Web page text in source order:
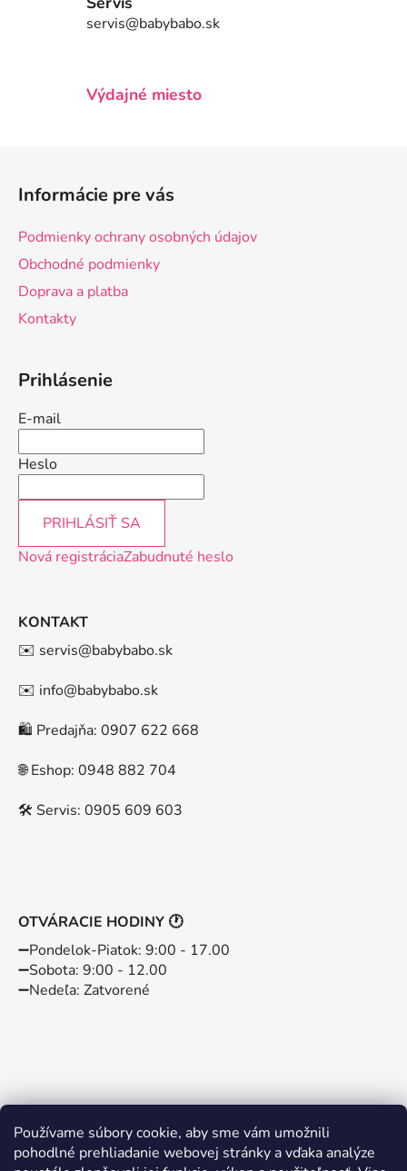
Používame súbory cookie, aby sme vám umožnili
pohodlné prehliadanie webovej stránky a vďaka analýze
p
servis@babybabo.sk
Výdajné miesto
Informácie pre vás
Podmienky ochrany osobných údajov
Obchodné podmienky
Doprava a platba
Kontakty
Prihlásenie
E-mail
Heslo
PRIHLÁSIŤ SA
Nová registráciaZabudnuté heslo
KONTAKT
✉️ servis@babybabo.sk
✉️ info@babybabo.sk
🛍️ Predajňa: 0907 622 668
🌐 Eshop: 0948 882 704
🛠️ Servis: 0905 609 603
OTVÁRACIE HODINY 🕐
➖️Pondelok-Piatok: 9:00 - 17.00
➖️Sobota: 9:00 - 12.00
➖️Nedeľa: Zatvorené